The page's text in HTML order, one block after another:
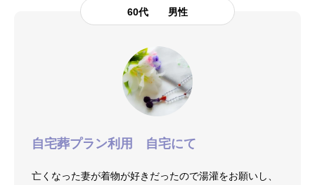
60代 男性
自宅葬プラン利用 自宅にて
亡くなった妻が着物が好きだったので湯灌をお願いし、